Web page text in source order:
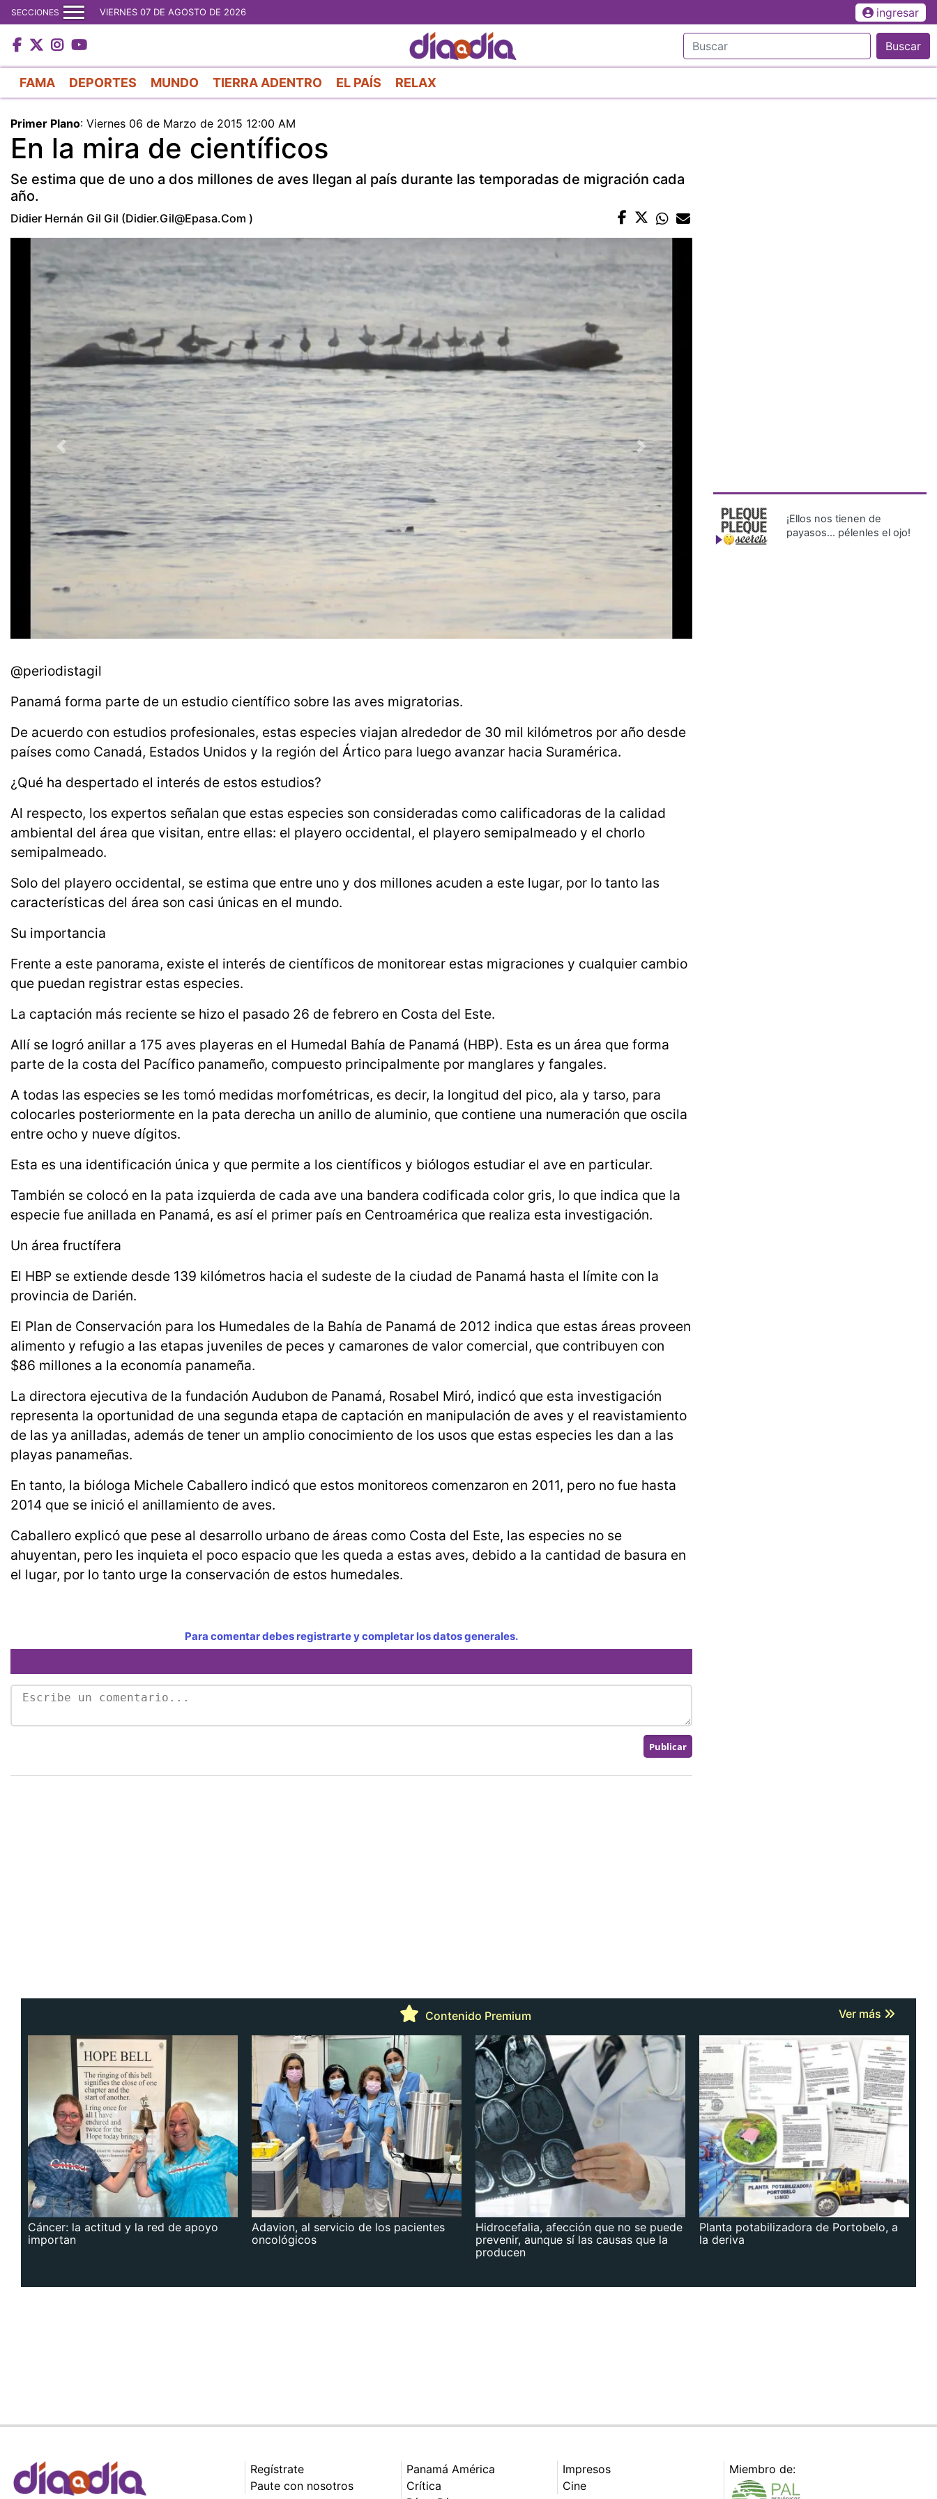
al
contenido
principal
SECCIONES VIERNES 07 DE AGOSTO DE 2026 ingresar
Buscar
FAMA DEPORTES MUNDO TIERRA ADENTRO EL PAÍS RELAX
Primer Plano: Viernes 06 de Marzo de 2015 12:00 AM
En la mira de científicos
Se estima que de uno a dos millones de aves llegan al país durante las temporadas de migración cada
año.
Didier Hernán Gil Gil (didier.gil@epasa.com )
@periodistagil
Panamá forma parte de un estudio científico sobre las aves migratorias.
De acuerdo con estudios profesionales, estas especies viajan alrededor de 30 mil kilómetros por año desde
países como Canadá, Estados Unidos y la región del Ártico para luego avanzar hacia Suramérica.
¿Qué ha despertado el interés de estos estudios?
Al respecto, los expertos señalan que estas especies son consideradas como calificadoras de la calidad
ambiental del área que visitan, entre ellas: el playero occidental, el playero semipalmeado y el chorlo
semipalmeado.
Solo del playero occidental, se estima que entre uno y dos millones acuden a este lugar, por lo tanto las
características del área son casi únicas en el mundo.
Su importancia
Frente a este panorama, existe el interés de científicos de monitorear estas migraciones y cualquier cambio
que puedan registrar estas especies.
La captación más reciente se hizo el pasado 26 de febrero en Costa del Este.
Allí se logró anillar a 175 aves playeras en el Humedal Bahía de Panamá (HBP). Esta es un área que forma
parte de la costa del Pacífico panameño, compuesto principalmente por manglares y fangales.
A todas las especies se les tomó medidas morfométricas, es decir, la longitud del pico, ala y tarso, para
colocarles posteriormente en la pata derecha un anillo de aluminio, que contiene una numeración que oscila
entre ocho y nueve dígitos.
Esta es una identificación única y que permite a los científicos y biólogos estudiar el ave en particular.
También se colocó en la pata izquierda de cada ave una bandera codificada color gris, lo que indica que la
especie fue anillada en Panamá, es así el primer país en Centroamérica que realiza esta investigación.
Un área fructífera
El HBP se extiende desde 139 kilómetros hacia el sudeste de la ciudad de Panamá hasta el límite con la
provincia de Darién.
El Plan de Conservación para los Humedales de la Bahía de Panamá de 2012 indica que estas áreas proveen
alimento y refugio a las etapas juveniles de peces y camarones de valor comercial, que contribuyen con
$86 millones a la economía panameña.
La directora ejecutiva de la fundación Audubon de Panamá, Rosabel Miró, indicó que esta investigación
representa la oportunidad de una segunda etapa de captación en manipulación de aves y el reavistamiento
de las ya anilladas, además de tener un amplio conocimiento de los usos que estas especies les dan a las
playas panameñas.
En tanto, la bióloga Michele Caballero indicó que estos monitoreos comenzaron en 2011, pero no fue hasta
2014 que se inició el anillamiento de aves.
Caballero explicó que pese al desarrollo urbano de áreas como Costa del Este, las especies no se
ahuyentan, pero les inquieta el poco espacio que les queda a estas aves, debido a la cantidad de basura en
el lugar, por lo tanto urge la conservación de estos humedales.
Para comentar debes registrarte y completar los datos generales.
¡Ellos nos tienen de
payasos… pélenles el ojo!
Contenido Premium Ver más
Cáncer: la actitud y la red de apoyo
importan
Adavion, al servicio de los pacientes
oncológicos
Hidrocefalia, afección que no se puede
prevenir, aunque sí las causas que la
producen
Planta potabilizadora de Portobelo, a
la deriva
Regístrate
Paute con nosotros
Panamá América
Crítica
Impresos
Cine
Miembro de: